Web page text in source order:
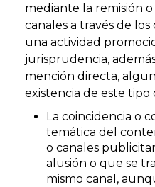
mediante la remisión
canales a través de
una actividad
jurisprudencia,
mención directa,
existencia de este
La coincidencia o
temática del
o canales
alusión o que se
mismo canal,